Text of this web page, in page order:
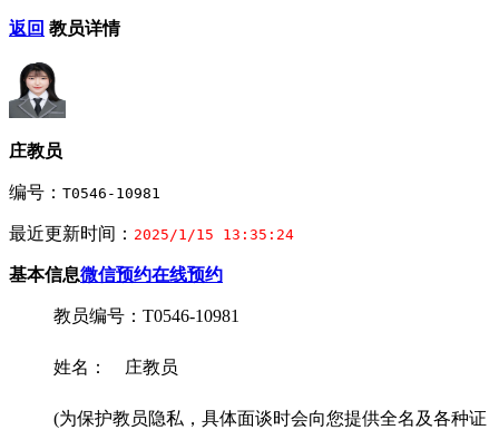
返回 教员详情
庄教员
编号： T0546-10981
最近更新时间： 2025/1/15 13:35:24
基本信息微信预约在线预约
教员编号：T0546-10981
姓名： 庄教员
(为保护教员隐私，具体面谈时会向您提供全名及各种证